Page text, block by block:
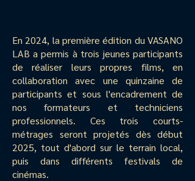
En 2024, la première édition du VASANO
LAB a permis à trois jeunes participants
de réaliser leurs propres films, en
collaboration avec une quinzaine de
participants et sous l'encadrement de
nos formateurs et techniciens
professionnels. Ces trois courts-
métrages seront projetés dès début
2025, tout d'abord sur le terrain local,
puis dans différents festivals de
cinémas.